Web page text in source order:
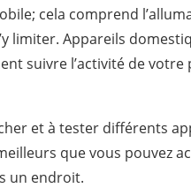
cela comprend
limiter. Appareils
suivre l’activité de
et à tester différents
que vous pouvez
un endroit.